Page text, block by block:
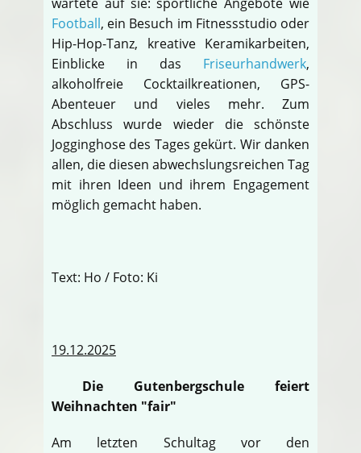
Football, ein Besuch im Fitnessstudio oder
Hip-Hop-Tanz, kreative Keramikarbeiten,
Einblicke in das Friseurhandwerk,
alkoholfreie Cocktailkreationen, GPS-
Abenteuer und vieles mehr. Zum
Abschluss wurde wieder die schönste
Jogginghose des Tages gekürt. Wir danken
allen, die diesen abwechslungsreichen Tag
mit ihren Ideen und ihrem Engagement
möglich gemacht haben.
Text: Ho / Foto: Ki
19.12.2025
Die Gutenbergschule feiert
Weihnachten "fair"
Am letzten Schultag vor den